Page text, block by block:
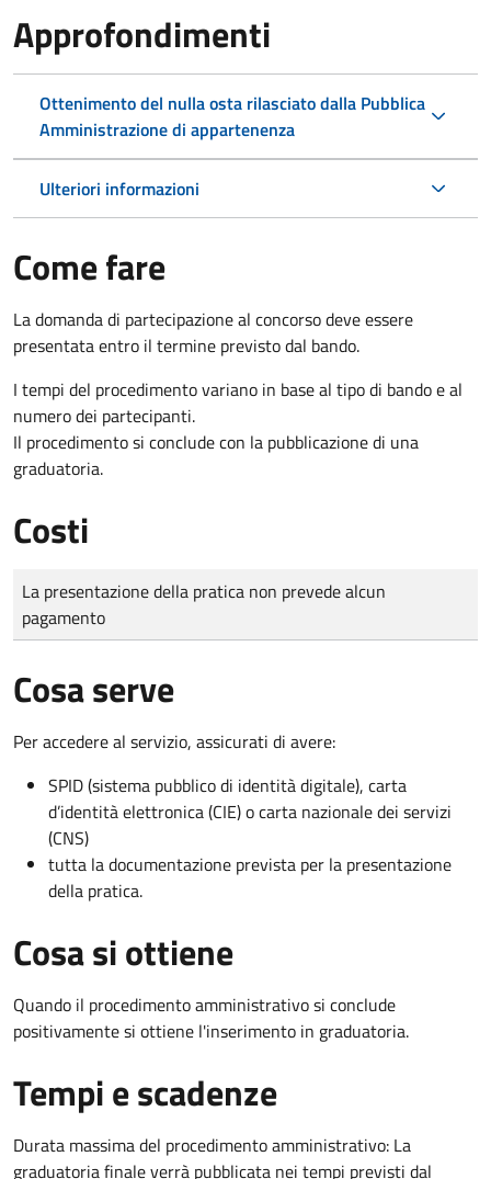
Approfondimenti
Ottenimento del nulla osta rilasciato dalla Pubblica
Amministrazione di appartenenza
Ulteriori informazioni
Come fare
La domanda di partecipazione al concorso deve essere
presentata entro il termine previsto dal bando.
I tempi del procedimento variano in base al tipo di bando e al
numero dei partecipanti.
Il procedimento si conclude con la pubblicazione di una
graduatoria.
Costi
Tipo di pagamento
Importo
La presentazione della pratica non prevede alcun
pagamento
Cosa serve
Per accedere al servizio, assicurati di avere:
SPID (sistema pubblico di identità digitale), carta
d’identità elettronica (CIE) o carta nazionale dei servizi
(CNS)
tutta la documentazione prevista per la presentazione
della pratica.
Cosa si ottiene
Quando il procedimento amministrativo si conclude
positivamente si ottiene l'inserimento in graduatoria.
Tempi e scadenze
Durata massima del procedimento amministrativo: La
graduatoria finale verrà pubblicata nei tempi previsti dal